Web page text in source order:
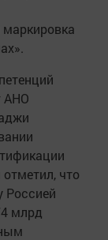
АНО
что
Россией
млрд